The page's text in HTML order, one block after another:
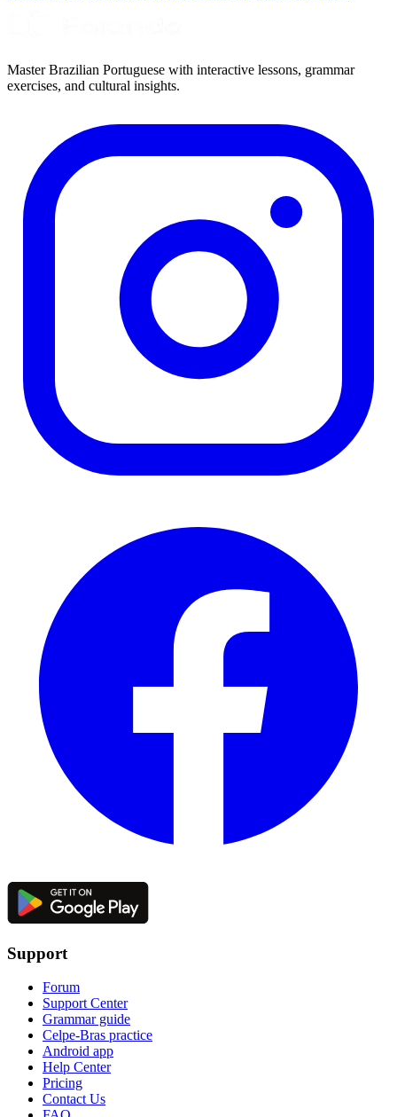
Master Brazilian Portuguese with interactive lessons, grammar
exercises, and cultural insights.
Support
Forum
Support Center
Grammar guide
Celpe-Bras practice
Android app
Help Center
Pricing
Contact Us